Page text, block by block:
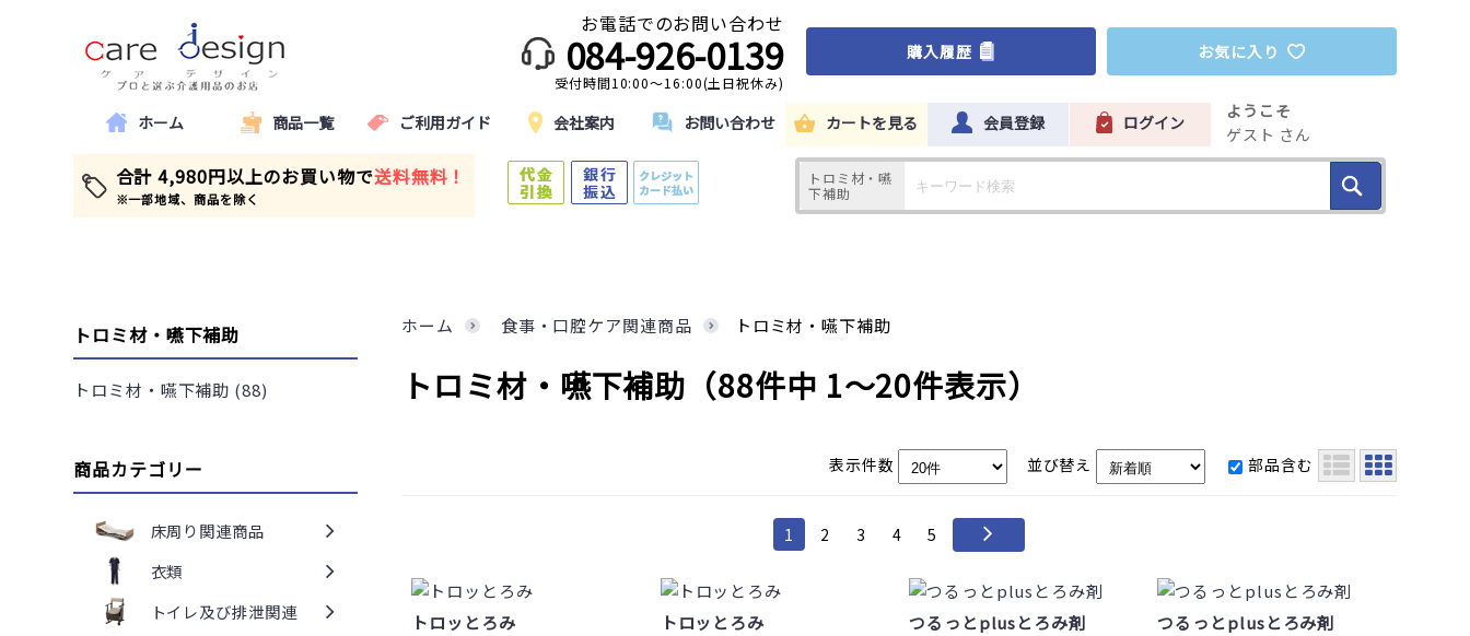
お電話でのお問い合わせ
084-926-0139
受付時間10:00～16:00(土日祝休み)
購入履歴 お気に入り
ホーム 商品一覧 ご利用ガイド 会社案内 お問い合わせ カートを見る 会員登録 ログイン
ようこそ
ゲスト さん
合計 4,980円以上のお買い物で送料無料！
※一部地域、商品を除く
トロミ材・嚥
下補助
ホーム 食事・口腔ケア関連商品 トロミ材・嚥下補助
トロミ材・嚥下補助 （88件中 1～20件表示）
表示件数 並び替え 部品含む
1 2 3 4 5
トロッとろみ トロッとろみ つるっとplusとろみ剤 つるっとplusとろみ剤
トロミ材・嚥下補助
トロミ材・嚥下補助 (88)
商品カテゴリー
床周り関連商品
衣類
トイレ及び排泄関連